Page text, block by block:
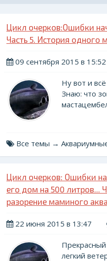
Цикл очерков:Ошибки
Часть 5. История одного
09 сентября 2015 в 15:52
Ну вот и
Знаю: что
Все темы →
Цикл очерков: Ошибки
его дом на 500 литров...
разорение маминого
22 июня 2015 в 13:47
легкий